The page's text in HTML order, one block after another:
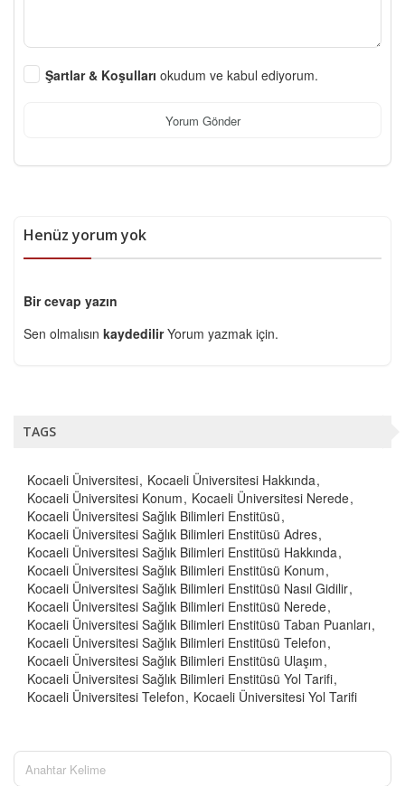
Şartlar & Koşulları okudum ve kabul ediyorum.
Yorum Gönder
Henüz yorum yok
Bir cevap yazın
Sen olmalısın kaydedilirYorum yazmak için.
TAGS
Kocaeli Üniversitesi Kocaeli Üniversitesi Hakkında
Kocaeli Üniversitesi Konum Kocaeli Üniversitesi Nerede
Kocaeli Üniversitesi Sağlık Bilimleri Enstitüsü
Kocaeli Üniversitesi Sağlık Bilimleri Enstitüsü Adres
Kocaeli Üniversitesi Sağlık Bilimleri Enstitüsü Hakkında
Kocaeli Üniversitesi Sağlık Bilimleri Enstitüsü Konum
Kocaeli Üniversitesi Sağlık Bilimleri Enstitüsü Nasıl Gidilir
Kocaeli Üniversitesi Sağlık Bilimleri Enstitüsü Nerede
Kocaeli Üniversitesi Sağlık Bilimleri Enstitüsü Taban Puanları
Kocaeli Üniversitesi Sağlık Bilimleri Enstitüsü Telefon
Kocaeli Üniversitesi Sağlık Bilimleri Enstitüsü Ulaşım
Kocaeli Üniversitesi Sağlık Bilimleri Enstitüsü Yol Tarifi
Kocaeli Üniversitesi Telefon Kocaeli Üniversitesi Yol Tarifi